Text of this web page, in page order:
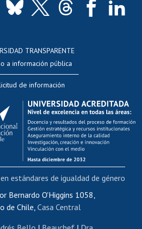
Docentes
docente
académica
al AUCAI
Funcionarias/os
internos de capacitación
del personal
de movilidad interna
de renta
de renta honorarios
TRANSPARENTE
a información pública
de información
Bernardo O'Higgins 1058,
de Chile, Casa Central
estándares de igualdad de género